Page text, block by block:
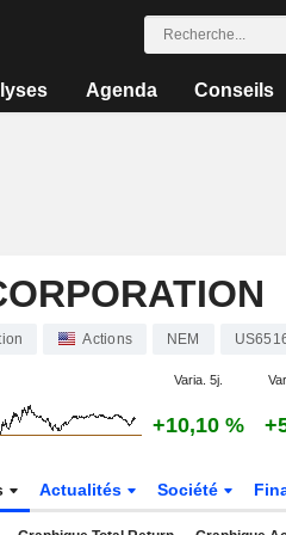
Agenda Conseils
Actions NEM
Varia. 5j.
+10,10 %
Actualités Société